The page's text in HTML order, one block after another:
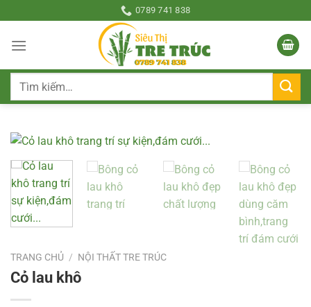
qua
nội
0789 741 838
Tìm
TRANG CHỦ / NỘI THẤT TRE TRÚC
Cỏ lau khô